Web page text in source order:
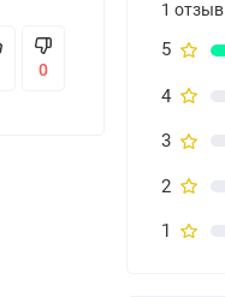
0
1 отзыв
5
4
3
2
1